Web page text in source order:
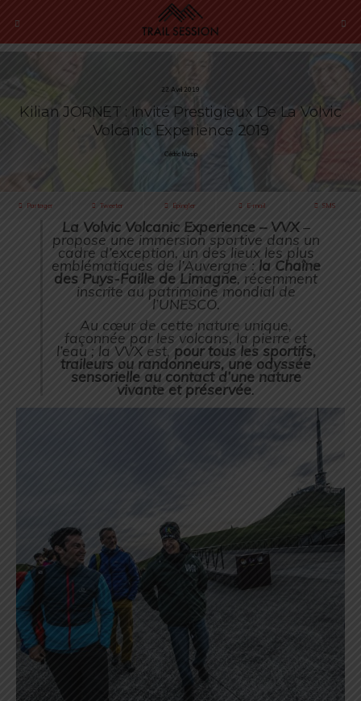
22 Avril 2019
Kilian JORNET : Invité Prestigieux De La Volvic
Volcanic Experience 2019
Cédric Masip
Partager Tweeter Épingler E-mail SMS
La Volvic Volcanic Experience – VVX–
propose une immersion sportive dans un
cadre d’exception, un des lieux les plus
emblématiques de l’Auvergne : la Chaîne
des Puys-Faille de Limagne, récemment
inscrite au patrimoine mondial de
l’UNESCO.
Au cœur de cette nature unique,
façonnée par les volcans, la pierre et
l’eau ; la VVX est, pour tous les sportifs,
traileurs ou randonneurs, une odyssée
sensorielle au contact d’une nature
vivante et préservée.